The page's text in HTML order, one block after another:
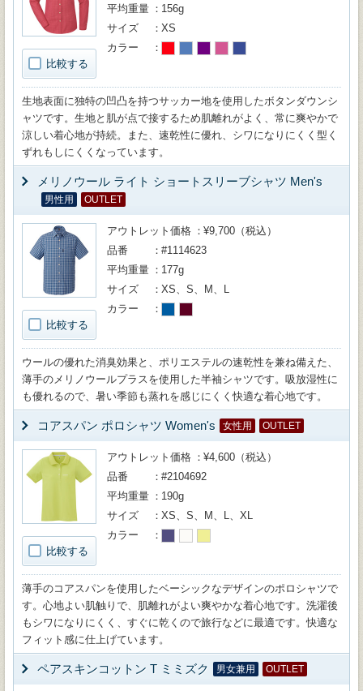
比較する
平均重量
156g
サイズ
XS
カラー
生地表面に独特の凹凸を持つサッカー地を使用したボタンダウンシ
ャツです。生地と肌が点で接するため肌離れがよく、常に爽やかで
涼しい着心地が持続。また、速乾性に優れ、シワになりにくく型く
ずれもしにくくなっています。
メリノウール ライト ショートスリーブシャツ Men's
男性用 OUTLET
比較する
アウトレット価格
¥9,700（税込）
品番
#1114623
平均重量
177g
サイズ
XS、S、M、L
カラー
ウールの優れた消臭効果と、ポリエステルの速乾性を兼ね備えた、
薄手のメリノウールプラスを使用した半袖シャツです。吸放湿性に
も優れるので、暑い季節も蒸れを感じにくく快適な着心地です。
コアスパン ポロシャツ Women's 女性用 OUTLET
比較する
アウトレット価格
¥4,600（税込）
品番
#2104692
平均重量
190g
サイズ
XS、S、M、L、XL
カラー
薄手のコアスパンを使用したベーシックなデザインのポロシャツで
す。心地よい肌触りで、肌離れがよい爽やかな着心地です。洗濯後
もシワになりにくく、すぐに乾くので旅行などに最適です。快適な
フィット感に仕上げています。
ペアスキンコットン T ミミズク 男女兼用 OUTLET